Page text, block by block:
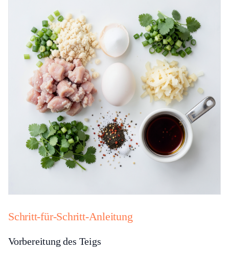
Schritt-für-Schritt-Anleitung
Vorbereitung des Teigs